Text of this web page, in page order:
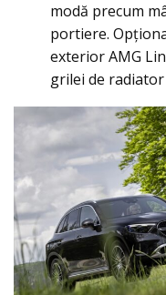
modă precum
portiere.
exterior AMG
grilei de